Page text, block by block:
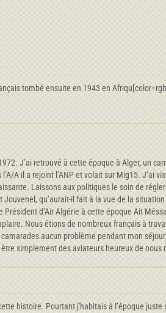
tombé ensuite en 1943 en
J’ai retrouvé à cette époque à Alger, un
A il a rejoint l’ANP et volait sur Mig15. J’ai
Laissons aux politiques le soin de
qu’aurait-il fait à la vue de la
Président d’Air Algérie à cette époque Ait
Nous étions de nombreux français à
aucun problème pendant mon
simplement des aviateurs heureux de
histoire. Pourtant j'habitais à l’époque